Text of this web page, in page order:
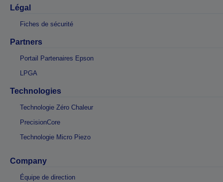
Légal
Fiches de sécurité
Partners
Portail Partenaires Epson
LPGA
Technologies
Technologie Zéro Chaleur
PrecisionCore
Technologie Micro Piezo
Company
Équipe de direction